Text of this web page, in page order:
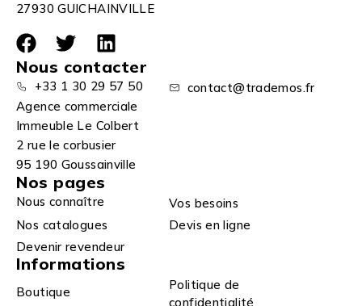
27930 GUICHAINVILLE
Nous contacter
+33 1 30 29 57 50
contact@trademos.fr
Agence commerciale
Immeuble Le Colbert
2 rue le corbusier
95 190 Goussainville
Nos pages
Nous connaître
Vos besoins
Nos catalogues
Devis en ligne
Devenir revendeur
Informations
Boutique
Politique de
confidentialité